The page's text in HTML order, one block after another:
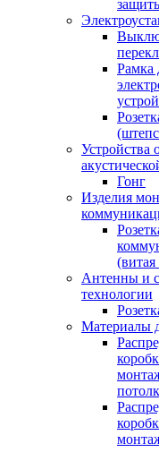
Рамка
Устройства
Гонг
Изделия
(витая
Антенны и
технологии
Материалы